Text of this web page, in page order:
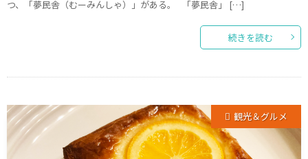
つ、「夢民舎（むーみんしゃ）」がある。 「夢民舎」 […]
続きを読む
観光＆グルメ